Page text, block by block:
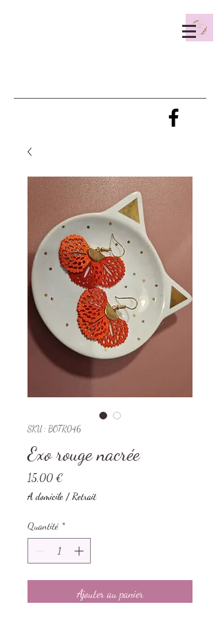
SKU : BOTR046
Exo rouge nacrée
15,00 €
A domicile / Retrait
Quantité *
Ajouter au panier